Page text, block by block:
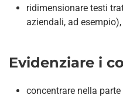
ridimensionare testi
aziendali, ad
Evidenziare i
concentrare nella